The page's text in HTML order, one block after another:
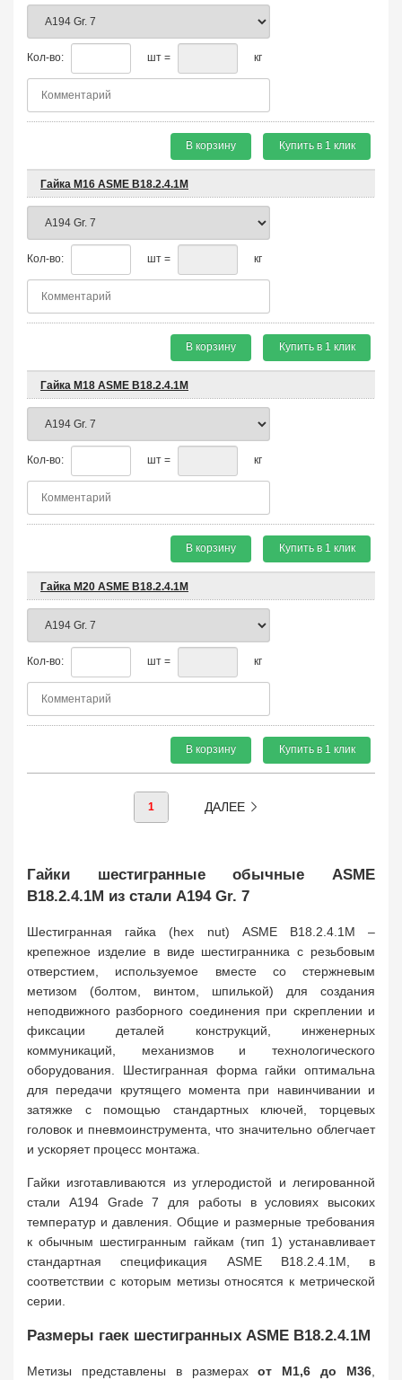
Кол-во: шт = кг
В корзину Купить в 1 клик
Гайка М16 ASME B18.2.4.1М
Кол-во: шт = кг
В корзину Купить в 1 клик
Гайка М18 ASME B18.2.4.1М
Кол-во: шт = кг
В корзину Купить в 1 клик
Гайка М20 ASME B18.2.4.1М
Кол-во: шт = кг
В корзину Купить в 1 клик
1 ДАЛЕЕ
Гайки шестигранные обычные ASME
B18.2.4.1M из стали A194 Gr. 7
Шестигранная гайка (hex nut) ASME B18.2.4.1M –
крепежное изделие в виде шестигранника с резьбовым
отверстием, используемое вместе со стержневым
метизом (болтом, винтом, шпилькой) для создания
неподвижного разборного соединения при скреплении и
фиксации деталей конструкций, инженерных
коммуникаций, механизмов и технологического
оборудования. Шестигранная форма гайки оптимальна
для передачи крутящего момента при навинчивании и
затяжке с помощью стандартных ключей, торцевых
головок и пневмоинструмента, что значительно облегчает
и ускоряет процесс монтажа.
Гайки изготавливаются из углеродистой и легированной
стали A194 Grade 7 для работы в условиях высоких
температур и давления. Общие и размерные требования
к обычным шестигранным гайкам (тип 1) устанавливает
стандартная спецификация ASME B18.2.4.1M, в
соответствии с которым метизы относятся к метрической
серии.
Размеры гаек шестигранных ASME B18.2.4.1M
Метизы представлены в размерахот M1,6 до M36